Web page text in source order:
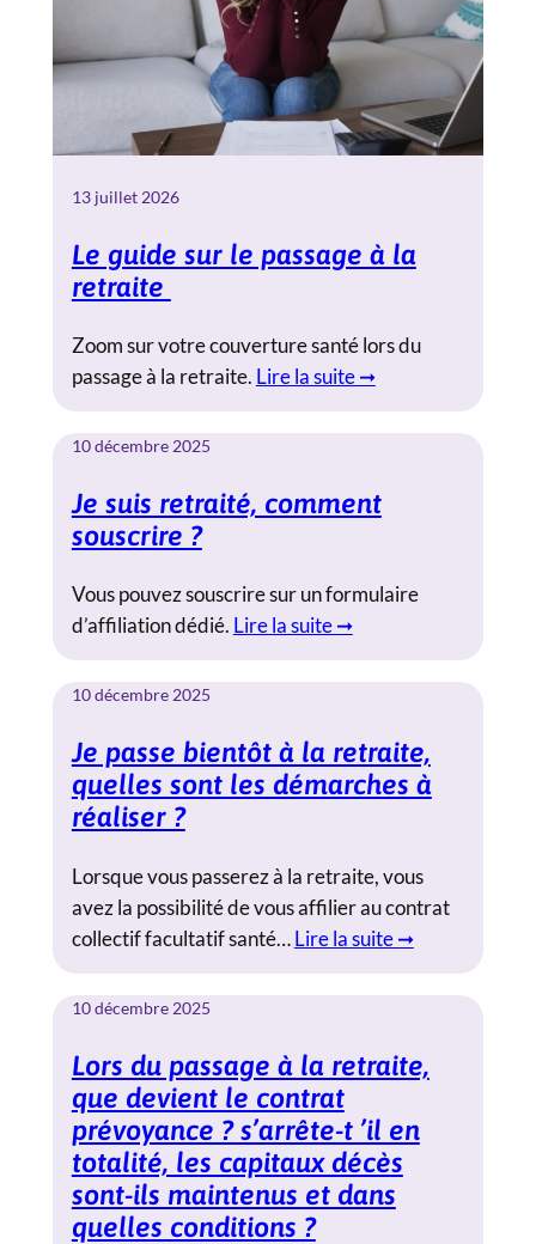
13 juillet 2026
Le guide sur le passage à la
retraite
Zoom sur votre couverture santé lors du
passage à la retraite. Lire la suite ➞
10 décembre 2025
Je suis retraité, comment
souscrire ?
Vous pouvez souscrire sur un formulaire
d’affiliation dédié. Lire la suite ➞
10 décembre 2025
Je passe bientôt à la retraite,
quelles sont les démarches à
réaliser ?
Lorsque vous passerez à la retraite, vous
avez la possibilité de vous affilier au contrat
collectif facultatif santé…Lire la suite ➞
10 décembre 2025
Lors du passage à la retraite,
que devient le contrat
prévoyance ? s’arrête-t ’il en
totalité, les capitaux décès
sont-ils maintenus et dans
quelles conditions ?